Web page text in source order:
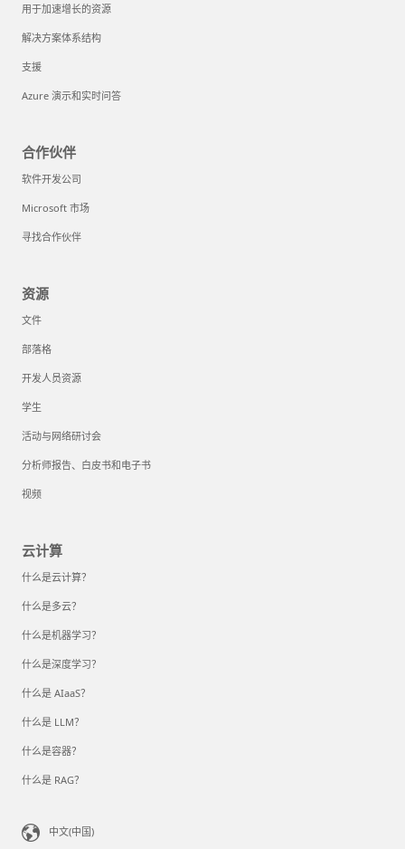
用于加速增长的资源
解决方案体系结构
支援
Azure 演示和实时问答
合作伙伴
软件开发公司
Microsoft 市场
寻找合作伙伴
资源
文件
部落格
开发人员资源
学生
活动与网络研讨会
分析师报告、白皮书和电子书
视频
云计算
什么是云计算？
什么是多云？
什么是机器学习？
什么是深度学习？
什么是 AIaaS？
什么是 LLM？
什么是容器？
什么是 RAG？
中文(中国)